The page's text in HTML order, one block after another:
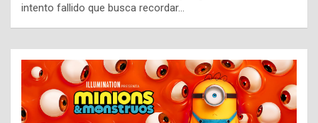
intento fallido que busca recordar…